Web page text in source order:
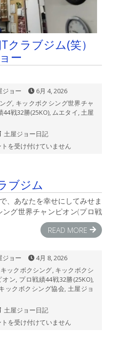
クラブジム(笑）
ー
ジョー
6月 4, 2026
グ キックボクシング世界チャ
44戦32勝(25KO), ムエタイ 土屋
土屋ジョー日記
トを受け付けていません
ブジム
、あなたを幸せにしてみせま
グ世界チャンピオン(プロ戦
READ MORE
ジョー
4月 8, 2026
キックボクシング キックボクシ
オン プロ戦績44戦32勝(25KO)
ックボクシング協会 土屋ジョ
土屋ジョー日記
トを受け付けていません